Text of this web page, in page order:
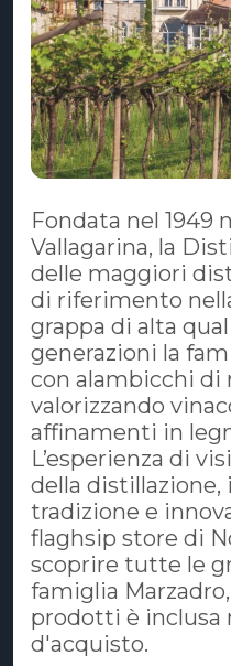
Fondata nel 1949
Vallagarina, la
delle maggiori
di riferimento
grappa di alta
generazioni la
con alambicchi di
valorizzando
affinamenti in
L’esperienza di
della distillazione,
tradizione e
flaghsip store di
scoprire tutte le
famiglia
prodotti è inclusa
d'acquisto.